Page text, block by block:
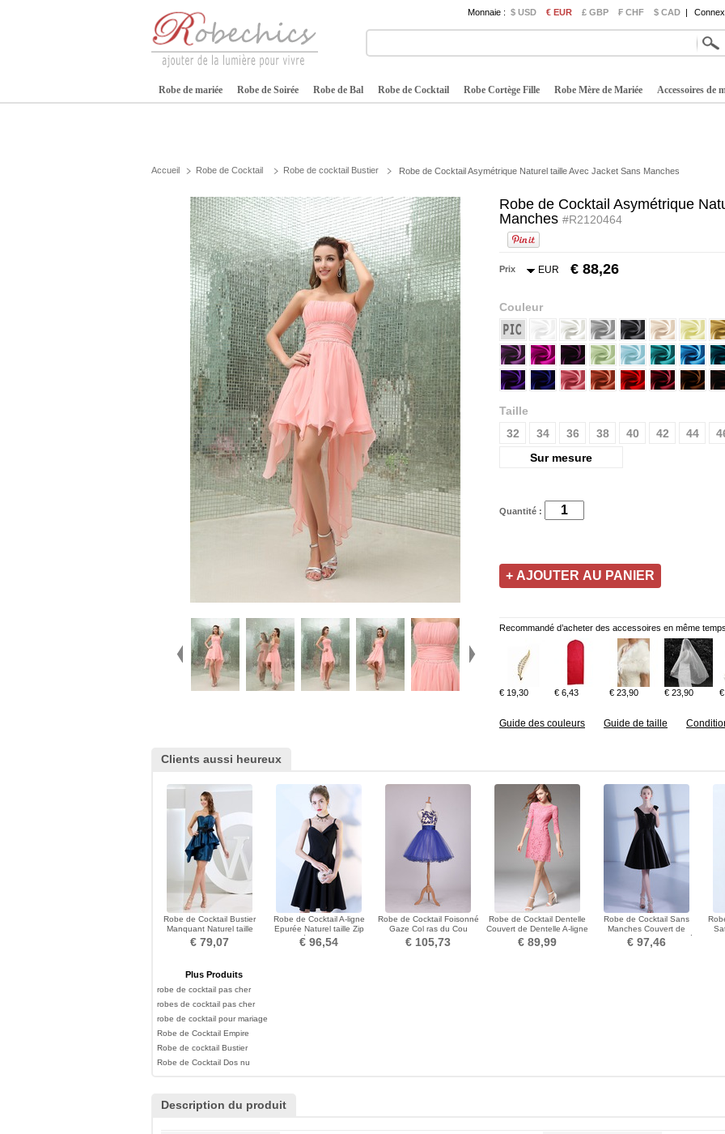
Monnaie : $ USD € EUR £ GBP ₣ CHF $ CAD |
Robe de mariée Robe de Soirée Robe de Bal Robe de Cocktail Robe Cortège Fille Robe Mère de Mariée Accessoires de
Accueil Robe de Cocktail Robe de cocktail Bustier Robe de Cocktail Asymétrique Naturel taille Avec Jacket Sans Manches
Robe de Cocktail Asymétrique
Manches #R2120464
Prix EUR € 88,26
Couleur
Taille
32
34 36 38 40 42 44
Sur mesure
Quantité :
Recommandé d’acheter des accessoires en même
€ 19,30 € 6,43 € 23,90 € 23,90
Guide des couleurs Guide de taille
Clients aussi heureux
Robe de Cocktail Bustier
Manquant Naturel taille
Sans Manches
€ 79,07
Robe de Cocktail A-ligne
Epurée Naturel taille Zip
Ruchés Plongeants
€ 96,54
Robe de Cocktail Foisonné
Gaze Col ras du Cou
Longueur Genou Printemps
€ 105,73
Robe de Cocktail Dentelle
Couvert de Dentelle A-ligne
Tissu Dentelle
€ 89,99
Robe de Cocktail Sans
Manches Couvert de
Dentelle Manquant Perlé
€ 97,46
Plus Produits
robe de cocktail pas cher
robes de cocktail pas cher
robe de cocktail pour mariage
Robe de Cocktail Empire
Robe de cocktail Bustier
Robe de Cocktail Dos nu
Description du produit